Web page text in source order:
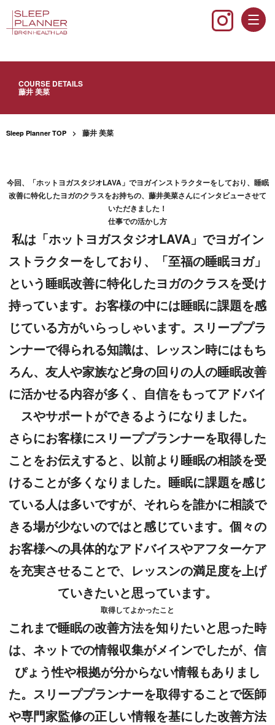
COURSE DETAILS
藤井 美菜
Sleep Planner TOP 藤井 美菜
今回、「ホットヨガスタジオLAVA」でヨガインストラクターをしており、睡眠
改善に特化したヨガのクラスをお持ちの、藤井美菜さんにインタビューさせて
いただきました！
仕事での活かし方
私は「ホットヨガスタジオLAVA」でヨガイン
ストラクターをしており、「至福の睡眠ヨガ」
という睡眠改善に特化したヨガのクラスを受け
持っています。お客様の中には睡眠に課題を感
じている方がいらっしゃいます。スリーププラ
ンナーで得られる知識は、レッスン時にはもち
ろん、友人や家族など身の回りの人の睡眠改善
に活かせる内容が多く、自信をもってアドバイ
スやサポートができるようになりました。
さらにお客様にスリーププランナーを取得した
ことをお伝えすると、以前より睡眠の相談を受
けることが多くなりました。睡眠に課題を感じ
ている人は多いですが、それらを誰かに相談で
きる場が少ないのではと感じています。個々の
お客様への具体的なアドバイスやアフターケア
を充実させることで、レッスンの満足度を上げ
ていきたいと思っています。
取得してよかったこと
これまで睡眠の改善方法を知りたいと思った時
は、ネットでの情報収集がメインでしたが、信
ぴょう性や根拠が分からない情報もありまし
た。スリーププランナーを取得することで医師
や専門家監修の正しい情報を基にした改善方法